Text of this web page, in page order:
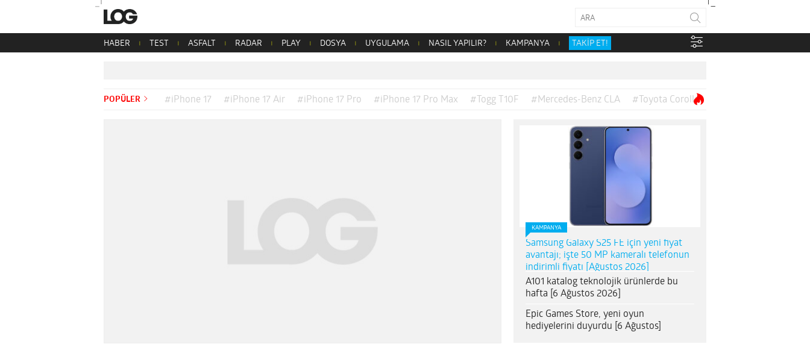
HABER TEST ASFALT RADAR PLAY DOSYA UYGULAMA NASIL YAPILIR? KAMPANYA TAKİP ET!
POPÜLER #iPhone 17 #iPhone 17 Air #iPhone 17 Pro #iPhone 17 Pro Max #Togg T10F #Mercedes-Benz CLA #Toyota Corolla
KAMPANYA
Samsung Galaxy S25 FE için yeni fiyat
avantajı; işte 50 MP kameralı telefonun
indirimli fiyatı [Ağustos 2026]
A101 katalog teknolojik ürünlerde bu
hafta [6 Ağustos 2026]
Epic Games Store, yeni oyun
hediyelerini duyurdu [6 Ağustos]